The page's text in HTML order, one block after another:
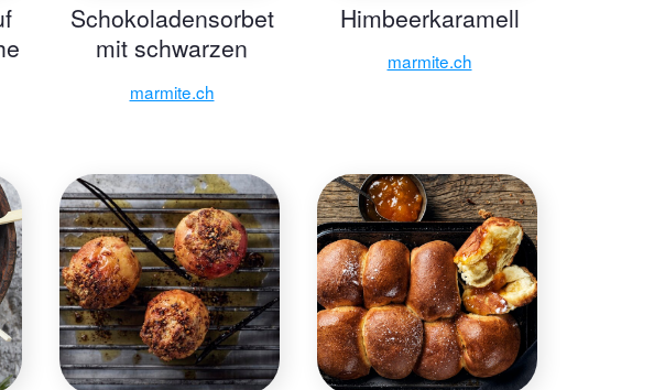
Schokoladensorbet
mit schwarzen
Johannisbeeren
marmite.ch
Himbeerkaramell
marmite.ch